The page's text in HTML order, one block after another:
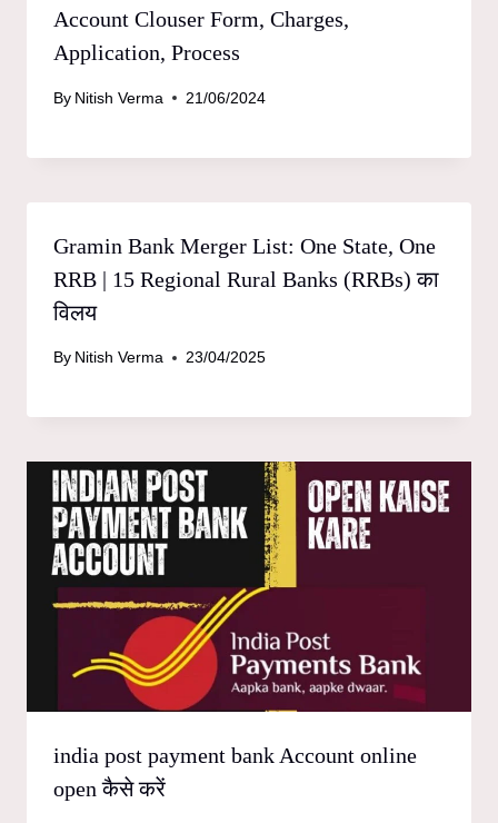
Account Clouser Form, Charges,
Application, Process
By Nitish Verma 21/06/2024
Gramin Bank Merger List: One State, One
RRB | 15 Regional Rural Banks (RRBs) का
विलय
By Nitish Verma 23/04/2025
india post payment bank Account online
open कैसे करें